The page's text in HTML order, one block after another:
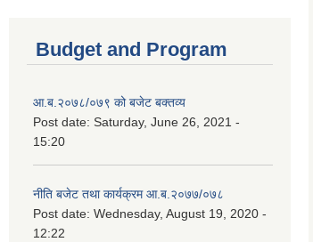
Budget and Program
आ.ब.२०७८/०७९ को बजेट बक्तव्य
Post date: Saturday, June 26, 2021 -
15:20
नीति बजेट तथा कार्यक्रम आ.ब.२०७७/०७८
Post date: Wednesday, August 19, 2020 -
12:22